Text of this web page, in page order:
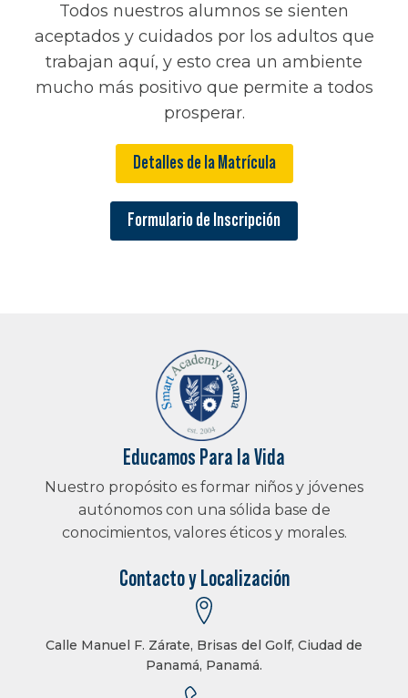
Todos nuestros alumnos se sienten
aceptados y cuidados por los adultos que
trabajan aquí, y esto crea un ambiente
mucho más positivo que permite a todos
prosperar.
Detalles de la Matrícula
Formulario de Inscripción
Educamos Para la Vida
Nuestro propósito es formar niños y jóvenes
autónomos con una sólida base de
conocimientos, valores éticos y morales.
Contacto y Localización
Calle Manuel F. Zárate, Brisas del Golf, Ciudad de
Panamá, Panamá.